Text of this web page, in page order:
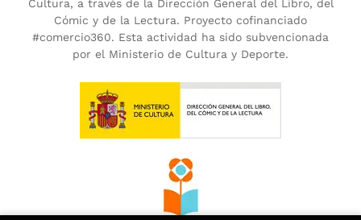
Cultura, a través de la Dirección General del Libro, del
Cómic y de la Lectura. Proyecto cofinanciado
#comercio360. Esta actividad ha sido subvencionada
por el Ministerio de Cultura y Deporte.